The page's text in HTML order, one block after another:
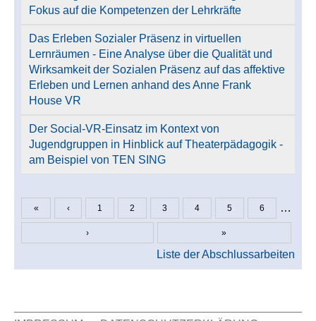
Fokus auf die Kompetenzen der Lehrkräfte
Das Erleben Sozialer Präsenz in virtuellen
Lernräumen - Eine Analyse über die Qualität und
Wirksamkeit der Sozialen Präsenz auf das affektive
Erleben und Lernen anhand des Anne Frank
House VR
Der Social-VR-Einsatz im Kontext von
Jugendgruppen in Hinblick auf Theaterpädagogik -
am Beispiel von TEN SING
Seiten
« ‹ 1 2 3 4 5 6 …
› »
Liste der Abschlussarbeiten